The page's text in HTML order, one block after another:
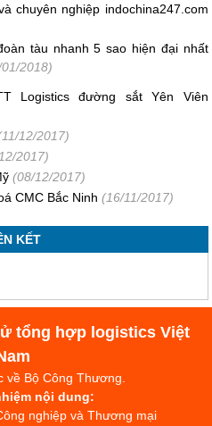
chuyên nghiệp indochina247.com
tàu nhanh 5 sao hiện đại nhất
2018)
Logistics đường sắt Yên Viên
12/2017)
2017)
(08/12/2017)
CMC Bắc Ninh (16/11/2017)
KẾT
tổng hợp logistics Việt
về Bộ Công Thương.
nội dung:
nghiệp và Thương mại